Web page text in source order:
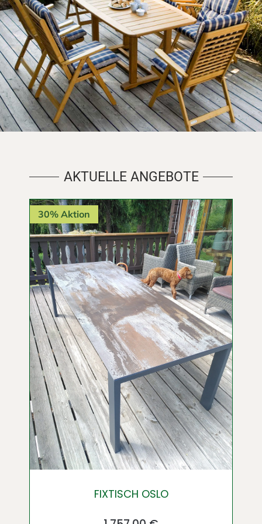
AKTUELLE ANGEBOTE
30% Aktion
FIXTISCH OSLO